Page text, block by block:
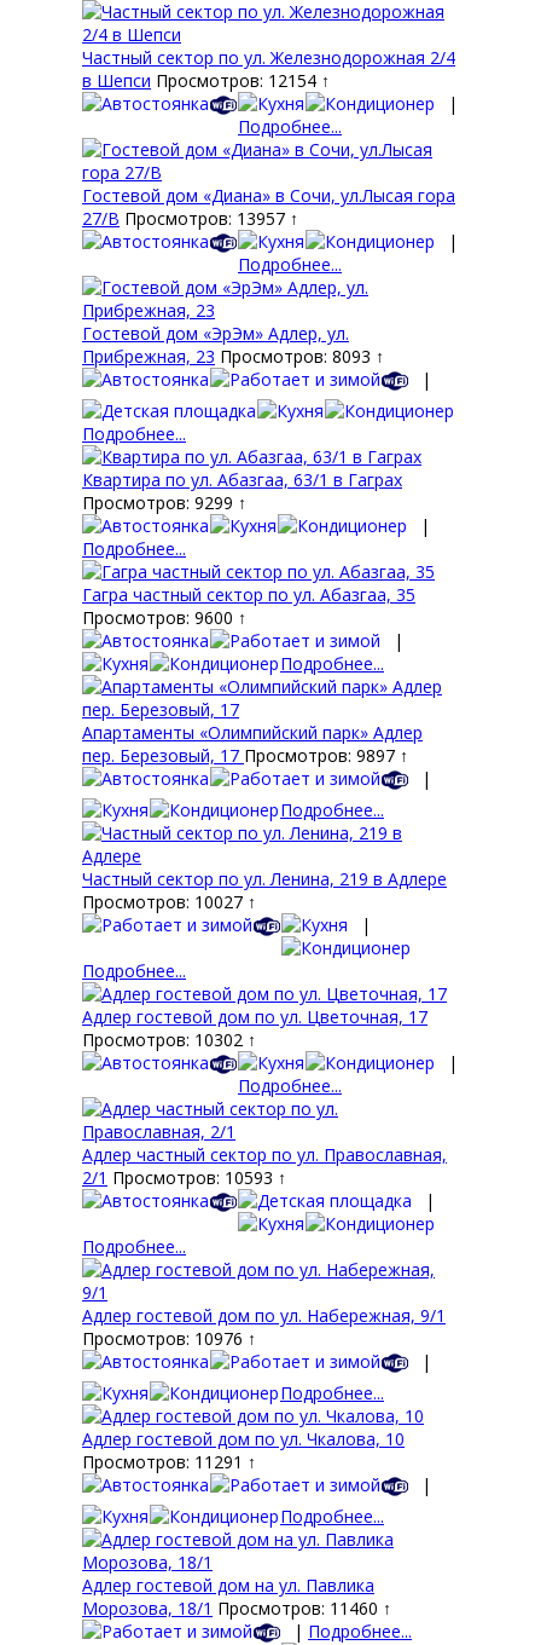
Частный сектор по ул. Железнодорожная 2/4
в Шепси Просмотров: 12154 ↑
|
Подробнее...
Гостевой дом «Диана» в Сочи, ул.Лысая гора
27/В Просмотров: 13957 ↑
|
Подробнее...
Гостевой дом «ЭрЭм» Адлер, ул.
Прибрежная, 23 Просмотров: 8093 ↑
|
Подробнее...
Квартира по ул. Абазгаа, 63/1 в Гаграх
Просмотров: 9299 ↑
|
Подробнее...
Гагра частный сектор по ул. Абазгаа, 35
Просмотров: 9600 ↑
|
Подробнее...
Апартаменты «Олимпийский парк» Адлер
пер. Березовый, 17 Просмотров: 9897 ↑
|
Подробнее...
Частный сектор по ул. Ленина, 219 в Адлере
Просмотров: 10027 ↑
|
Подробнее...
Адлер гостевой дом по ул. Цветочная, 17
Просмотров: 10302 ↑
|
Подробнее...
Адлер частный сектор по ул. Православная,
2/1 Просмотров: 10593 ↑
|
Подробнее...
Адлер гостевой дом по ул. Набережная, 9/1
Просмотров: 10976 ↑
|
Подробнее...
Адлер гостевой дом по ул. Чкалова, 10
Просмотров: 11291 ↑
|
Подробнее...
Адлер гостевой дом на ул. Павлика
Морозова, 18/1 Просмотров: 11460 ↑
| Подробнее...